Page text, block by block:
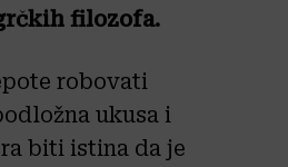
filozofa.
robovati
ukusa i
biti istina da je